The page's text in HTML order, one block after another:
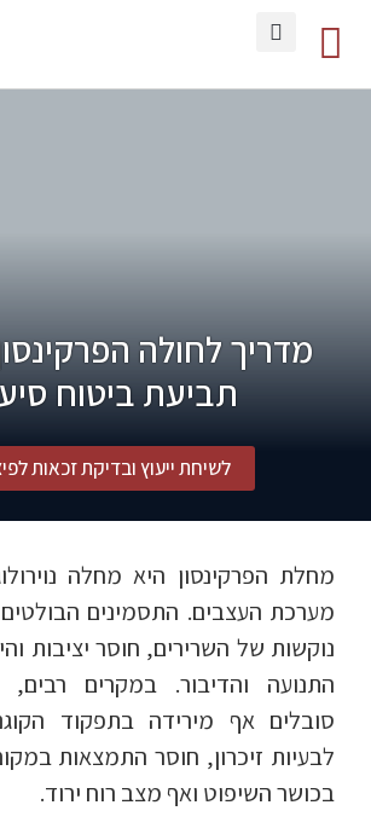
מדריך לחולה
תביעת ביטוח
לשיחת ייעוץ ובדיקת זכאות
מחלת הפרקינסון היא מחלה
מערכת העצבים. התסמינים
נוקשות של השרירים, חוסר יציבות
התנועה והדיבור. במקרים רבים,
סובלים אף מירידה בתפקוד
לבעיות זיכרון, חוסר התמצאות
בכושר השיפוט ואף מצב רוח ירוד.